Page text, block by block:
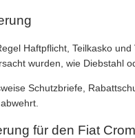
Haftpflicht, Teilkasko
wurden, wie Diebstahl
Schutzbriefe,
für den Fiat